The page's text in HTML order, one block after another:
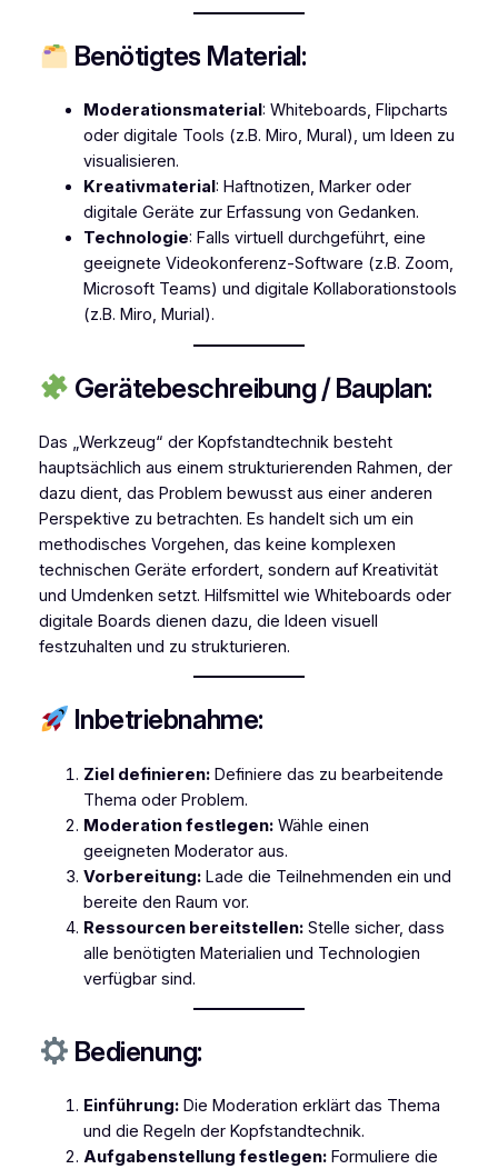
Benötigtes Material:
Moderationsmaterial: Whiteboards, Flipcharts
oder digitale Tools (z.B. Miro, Mural), um Ideen zu
visualisieren.
Kreativmaterial: Haftnotizen, Marker oder
digitale Geräte zur Erfassung von Gedanken.
Technologie: Falls virtuell durchgeführt, eine
geeignete Videokonferenz-Software (z.B. Zoom,
Microsoft Teams) und digitale Kollaborationstools
(z.B. Miro, Murial).
Gerätebeschreibung / Bauplan:
Das „Werkzeug“ der Kopfstandtechnik besteht
hauptsächlich aus einem strukturierenden Rahmen, der
dazu dient, das Problem bewusst aus einer anderen
Perspektive zu betrachten. Es handelt sich um ein
methodisches Vorgehen, das keine komplexen
technischen Geräte erfordert, sondern auf Kreativität
und Umdenken setzt. Hilfsmittel wie Whiteboards oder
digitale Boards dienen dazu, die Ideen visuell
festzuhalten und zu strukturieren.
Inbetriebnahme:
Ziel definieren:Definiere das zu bearbeitende
Thema oder Problem.
Moderation festlegen:Wähle einen
geeigneten Moderator aus.
Vorbereitung:Lade die Teilnehmenden ein und
bereite den Raum vor.
Ressourcen bereitstellen:Stelle sicher, dass
alle benötigten Materialien und Technologien
verfügbar sind.
Bedienung:
Einführung:Die Moderation erklärt das Thema
und die Regeln der Kopfstandtechnik.
Aufgabenstellung festlegen:Formuliere die